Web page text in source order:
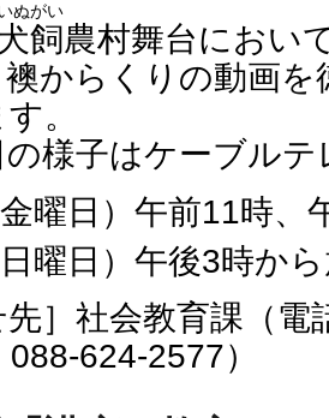
飼
ぬがい
農村舞台におい
からくりの動画
。
様子はケーブルテ
曜日）午前11時、
曜日）午後3時か
先］社会教育課（
624-2577）